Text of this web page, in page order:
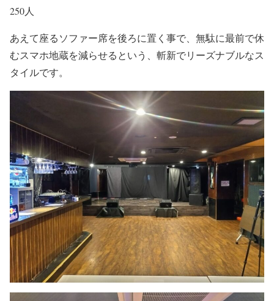
250人
あえて座るソファー席を後ろに置く事で、無駄に最前で休
むスマホ地蔵を減らせるという、斬新でリーズナブルなス
タイルです。